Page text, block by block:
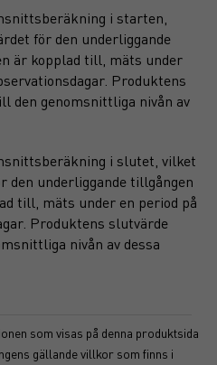
i starten,
för den underliggande
är kopplad till, mäts under
Produktens
den genomsnittliga nivån av
i slutet, vilket
den underliggande tillgången
till, mäts under en period på
Produktens slutvärde
nivån av dessa
som visas på denna produktsida
gällande villkor som finns i